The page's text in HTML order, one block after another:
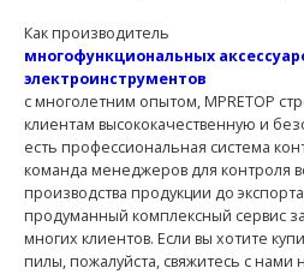
Как производитель
многофункциональных
электроинструментов
с многолетним опытом, MPRETOP
клиентам высококачественную и
есть профессиональная система
команда менеджеров для контроля
производства продукции до
продуманный комплексный сервис
многих клиентов. Если вы хотите
пилы, пожалуйста, свяжитесь с нами